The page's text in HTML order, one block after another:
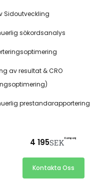
4 195SEK Kampanj
Sidoutveckling
sökordsanalys
av resultat & CRO
prestandarapportering
Kontakta Oss